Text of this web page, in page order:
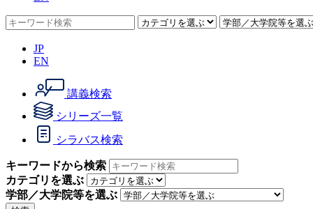
JP
EN
講義検索
シリーズ一覧
シラバス検索
キーワードから検索
カテゴリを選ぶ
学部／大学院等を選ぶ